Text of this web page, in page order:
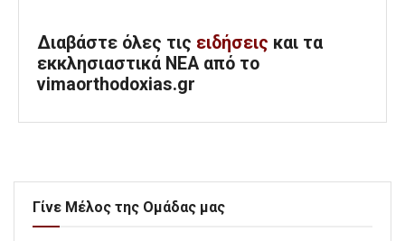
Διαβάστε όλες τις ειδήσεις και τα
εκκλησιαστικά ΝΕΑ από το
vimaorthodoxias.gr
Γίνε Μέλος της Ομάδας μας